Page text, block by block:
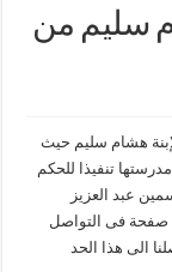
سليم من
هشام سليم حيث
تنفيذا للحكم
عبد العزيز
على صفحة فى التواصل
الى هذا الحد